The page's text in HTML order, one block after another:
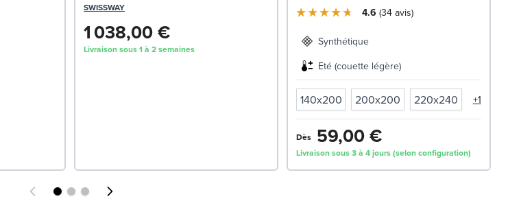
SWISSWAY
1 038,00 €
Livraison sous 1 à 2 semaines
4.6 34 avis
Synthétique
Eté (couette légère)
140x200 200x200 220x240 +1
Dès 59,00 €
Livraison sous 3 à 4 jours (selon configuration)